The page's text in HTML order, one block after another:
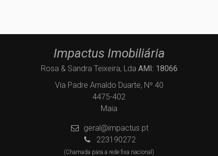
Impactus Imobiliária
Rosa & Sandra Teixeira, Lda AMI: 18066
Via Padre Arnaldo Duarte, Nº 40
4475-402
Maia
geral@impactus.pt
223190272
(Chamada para a rede fixa nacional)